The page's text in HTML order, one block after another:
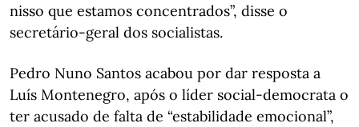
nisso que estamos concentrados”, disse o
secretário-geral dos socialistas.
Pedro Nuno Santos acabou por dar resposta a
Luís Montenegro, após o líder social-democrata o
ter acusado de falta de “estabilidade emocional”,